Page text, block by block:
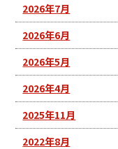
2026年7月
2026年6月
2026年5月
2026年4月
2025年11月
2022年8月